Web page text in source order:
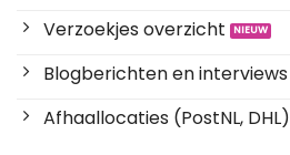
Verzoekjes overzicht
Blogberichten en interviews
Afhaallocaties (PostNL, DHL)